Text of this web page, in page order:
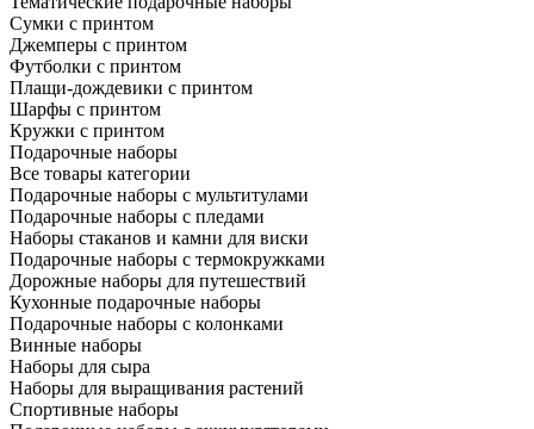
Сумки с принтом
Джемперы с принтом
Футболки с принтом
Плащи-дождевики с принтом
Шарфы с принтом
Кружки с принтом
Подарочные наборы
Все товары категории
Подарочные наборы с мультитулами
Подарочные наборы с пледами
Наборы стаканов и камни для виски
Подарочные наборы с термокружками
Дорожные наборы для путешествий
Кухонные подарочные наборы
Подарочные наборы с колонками
Винные наборы
Наборы для сыра
Наборы для выращивания растений
Спортивные наборы